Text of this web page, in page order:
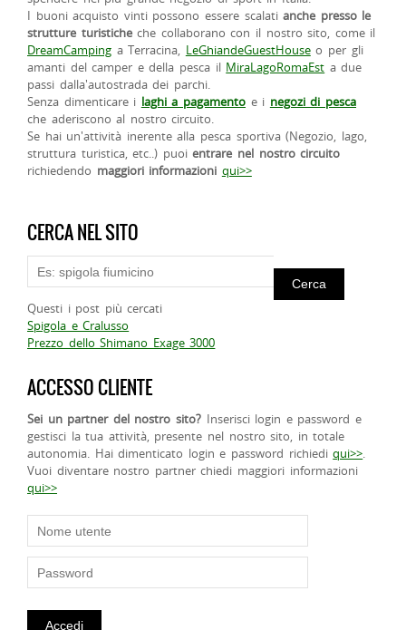
I buoni acquisto vinti possono essere scalatianche presso le
strutture turisticheche collaborano con il nostro sito, come il
DreamCamping a Terracina, LeGhiandeGuestHouseo per gli
amanti del camper e della pesca il MiraLagoRomaEst a due
passi dalla'autostrada dei parchi.
Senza dimenticare i laghi a pagamento e i negozi di pesca
che aderiscono al nostro circuito.
Se hai un'attività inerente alla pesca sportiva (Negozio, lago,
struttura turistica, etc..) puoientrare nel nostro circuito
richiedendo maggiori informazioni qui>>
CERCA NEL SITO
Questi i post più cercati
Spigola e Cralusso
Prezzo dello Shimano Exage 3000
ACCESSO CLIENTE
Sei un partner del nostro sito? Inserisci login e password e
gestisci la tua attività, presente nel nostro sito, in totale
autonomia. Hai dimenticato login e password richiediqui>>.
Vuoi diventare nostro partner chiedi maggiori informazioni
qui>>